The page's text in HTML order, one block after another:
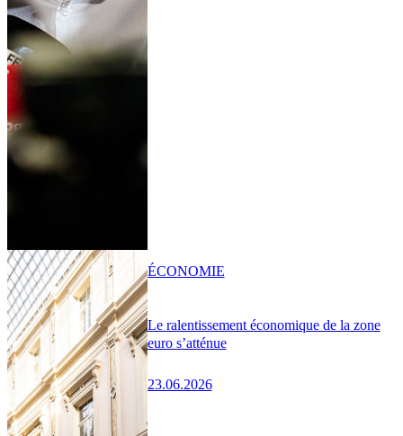
Le ralentissement économique de la zone
euro s’atténue
23.06.2026
ÉCONOMIE